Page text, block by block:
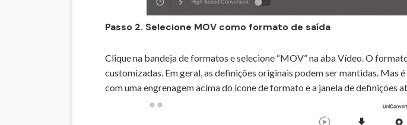
Passo 2. Selecione MOV como formato de saída
Clique na bandeja de formatos e selecione “MOV” na aba Vídeo. O
customizadas. Em geral, as definições originais podem ser mantidas. Mas
com uma engrenagem acima do ícone de formato e a janela de definições